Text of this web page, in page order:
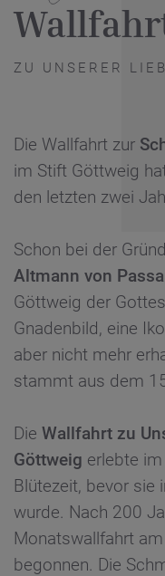
ZU UNSERER
Die Wallfahrt zur
im Stift Göttweig
den letzten zwei
Schon bei der
Altmann von
Göttweig der
Gnadenbild, eine
aber nicht mehr
stammt aus dem
Die Wallfahrt zu
Göttweig erlebte
Blütezeit, bevor
wurde. Nach 200
Monatswallfahrt
begonnen. Die